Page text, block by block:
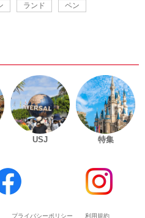
ランド ペン
USJ 特集
プライバシーポリシー 利用規約